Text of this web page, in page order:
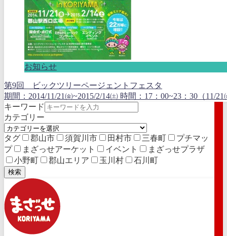
お知らせ
第9回 ビックツリーページェントフェスタ
期間：2014/11/21㈮~2015/2/14㈯ 時間：17：00~23：30（11/
キーワード
カテゴリー
タグ 郡山市 須賀川市 田村市 三春町
プチマッ
プ
まざっせアーケット イベント
まざっせプラザ
小野町
郡山エリア 玉川村 石川町
検索